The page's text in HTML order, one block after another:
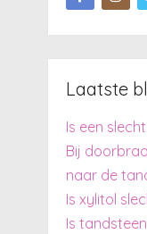
Laatste
Is een
Bij
naar de
Is xylitol
Is